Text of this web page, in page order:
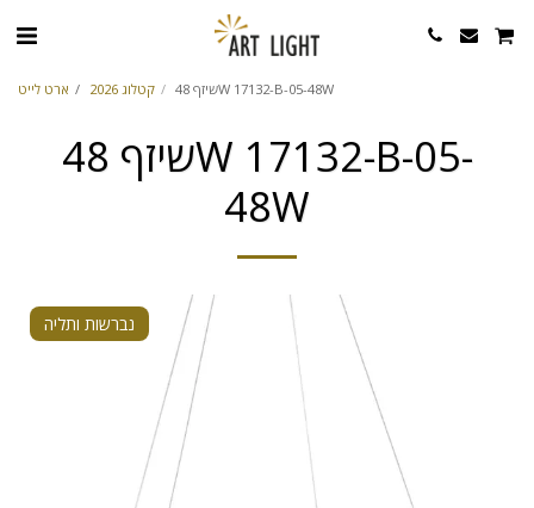
ארט לייט קטלוג 2026 שיזף 48W 17132-B-05-48W
שיזף 48W 17132-B-05-
48W
נברשות ותליה